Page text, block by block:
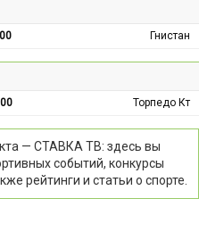
Гнистан
Торпедо Кт
— СТАВКА ТВ: здесь вы
событий, конкурсы
рейтинги и статьи о спорте.